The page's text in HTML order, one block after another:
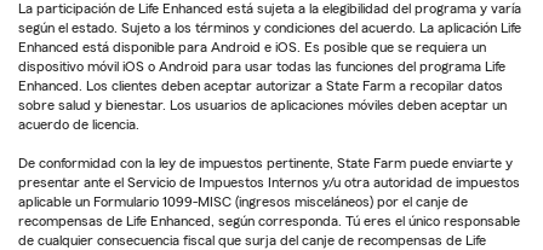
La participación de Life Enhanced está sujeta a la elegibilidad del programa y varía
según el estado. Sujeto a los términos y condiciones del acuerdo. La aplicación Life
Enhanced está disponible para Android e iOS. Es posible que se requiera un
dispositivo móvil iOS o Android para usar todas las funciones del programa Life
Enhanced. Los clientes deben aceptar autorizar a State Farm a recopilar datos
sobre salud y bienestar. Los usuarios de aplicaciones móviles deben aceptar un
acuerdo de licencia.
De conformidad con la ley de impuestos pertinente, State Farm puede enviarte y
presentar ante el Servicio de Impuestos Internos y/u otra autoridad de impuestos
aplicable un Formulario 1099-MISC (ingresos misceláneos) por el canje de
recompensas de Life Enhanced, según corresponda. Tú eres el único responsable
de cualquier consecuencia fiscal que surja del canje de recompensas de Life